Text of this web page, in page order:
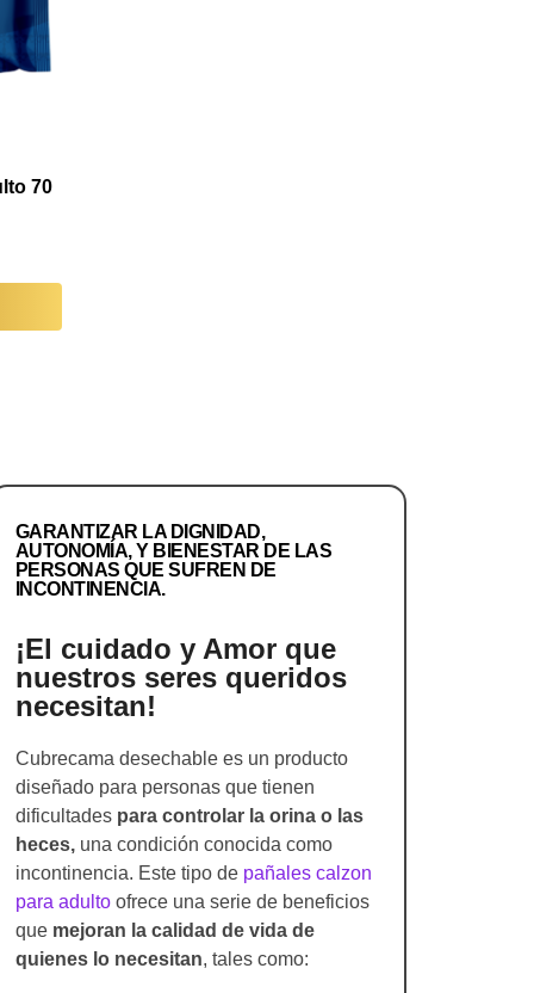
70
GARANTIZAR LA DIGNIDAD,
AUTONOMÍA, Y BIENESTAR DE LAS
PERSONAS QUE SUFREN DE
INCONTINENCIA.
¡El cuidado y Amor que
nuestros seres queridos
necesitan!
Cubrecama desechablees un producto
diseñado para personas que tienen
dificultades para controlar la orina o las
heces,una condición conocida como
incontinencia. Este tipo de pañales calzon
para adultoofrece una serie de beneficios
que mejoran la calidad de vida de
quienes lo necesitan, tales como: